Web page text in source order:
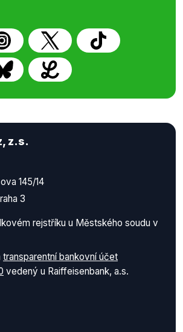
z.s.
145/14
3
rejstříku u Městského soudu v
transparentní bankovní účet
vedený u Raiffeisenbank, a.s.